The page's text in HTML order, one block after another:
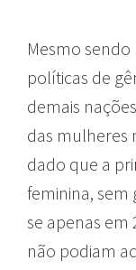
Mesmo
políticas de
demais
das mulheres
dado que a
feminina,
se apenas em
não podiam